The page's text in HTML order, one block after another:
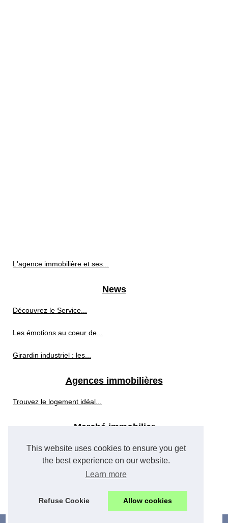
This website uses cookies to ensure you get
the best experience on our website.
Learn more
Refuse Cookie Allow cookies
L'agence immobilière et ses...
News
Découvrez le Service...
Les émotions au coeur de...
Girardin industriel : les...
Agences immobilières
Trouvez le logement idéal...
Marché immobilier
L'importance de l'expertise...
Un fonds de commerce à...
Se former en tant qu'acheteur...